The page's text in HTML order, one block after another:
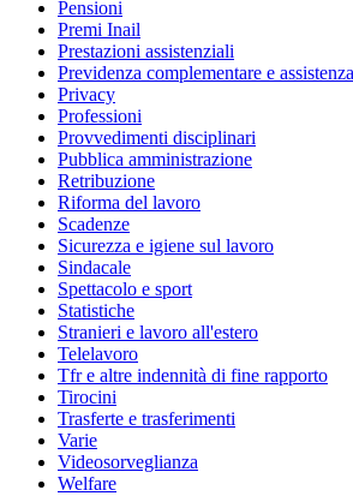
Pensioni
Premi Inail
Prestazioni assistenziali
Previdenza complementare e
Privacy
Professioni
Provvedimenti disciplinari
Pubblica amministrazione
Retribuzione
Riforma del lavoro
Scadenze
Sicurezza e igiene sul lavoro
Sindacale
Spettacolo e sport
Statistiche
Stranieri e lavoro all'estero
Telelavoro
Tfr e altre indennità di fine rapporto
Tirocini
Trasferte e trasferimenti
Varie
Videosorveglianza
Welfare